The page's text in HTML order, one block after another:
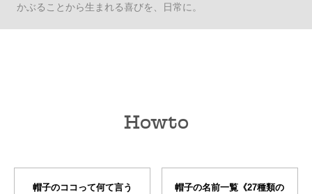
かぶることから生まれる喜びを、日常に。
Howto
帽子のココって何て言う
帽子の名前一覧《27種類の